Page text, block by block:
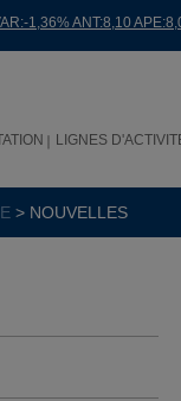
1,36% ANT:8,10
LIGNES
> NOUVELLES